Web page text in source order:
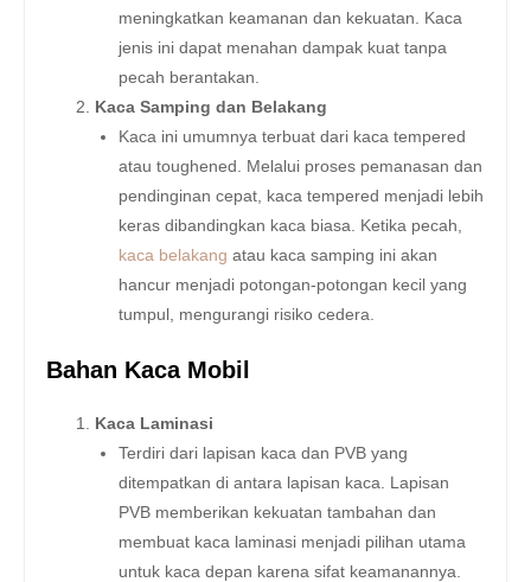
meningkatkan keamanan dan kekuatan. Kaca
jenis ini dapat menahan dampak kuat tanpa
pecah berantakan.
Kaca Samping dan Belakang
Kaca ini umumnya terbuat dari kaca tempered
atau toughened. Melalui proses pemanasan dan
pendinginan cepat, kaca tempered menjadi lebih
keras dibandingkan kaca biasa. Ketika pecah,
kaca belakang atau kaca samping ini akan
hancur menjadi potongan-potongan kecil yang
tumpul, mengurangi risiko cedera.
Bahan Kaca Mobil
Kaca Laminasi
Terdiri dari lapisan kaca dan PVB yang
ditempatkan di antara lapisan kaca. Lapisan
PVB memberikan kekuatan tambahan dan
membuat kaca laminasi menjadi pilihan utama
untuk kaca depan karena sifat keamanannya.